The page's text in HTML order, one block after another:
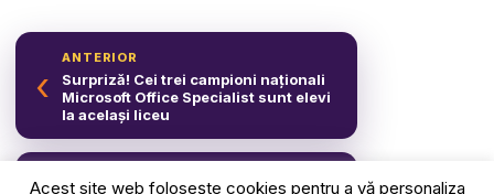
Acest site web folosește cookies pentru a vă personaliza
‹
ANTERIOR
Surpriză! Cei trei campioni naționali
Microsoft Office Specialist sunt elevi
la același liceu